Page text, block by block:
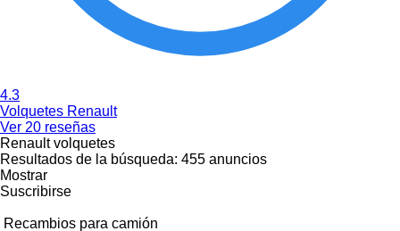
4.3
Volquetes Renault
Ver 20 reseñas
Renault volquetes
Resultados de la búsqueda: 455 anuncios
Mostrar
Suscribirse
Recambios para camión